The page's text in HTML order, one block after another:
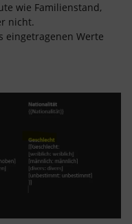
wie Familienstand,
nicht.
eingetragenen Werte